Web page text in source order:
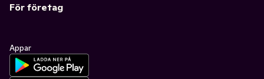
För företag
Appar